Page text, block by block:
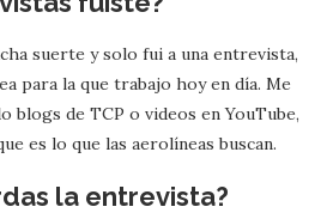
suerte y solo fui a una entrevista,
para la que trabajo hoy en día. Me
blogs de TCP o videos en YouTube,
es lo que las aerolíneas buscan.
la entrevista?